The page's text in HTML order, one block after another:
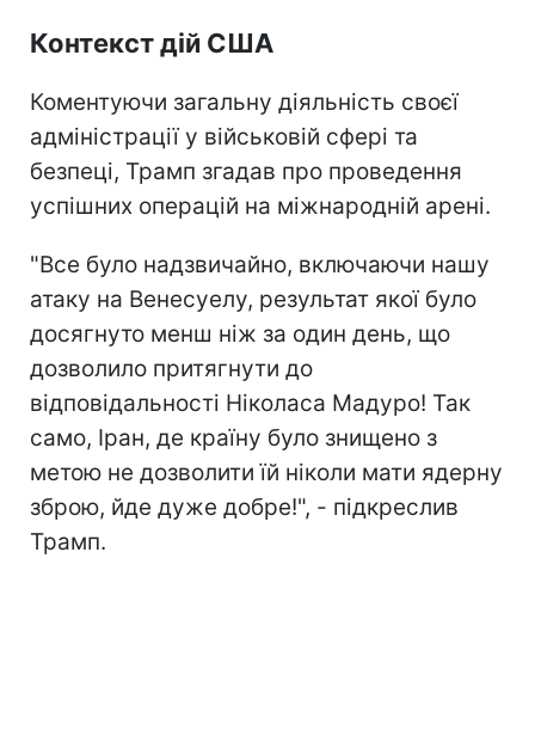
Контекст дій США
Коментуючи загальну діяльність своєї
адміністрації у військовій сфері та
безпеці, Трамп згадав про проведення
успішних операцій на міжнародній арені.
"Все було надзвичайно, включаючи нашу
атаку на Венесуелу, результат якої було
досягнуто менш ніж за один день, що
дозволило притягнути до
відповідальності Ніколаса Мадуро! Так
само, Іран, де країну було знищено з
метою не дозволити їй ніколи мати ядерну
зброю, йде дуже добре!", - підкреслив
Трамп.